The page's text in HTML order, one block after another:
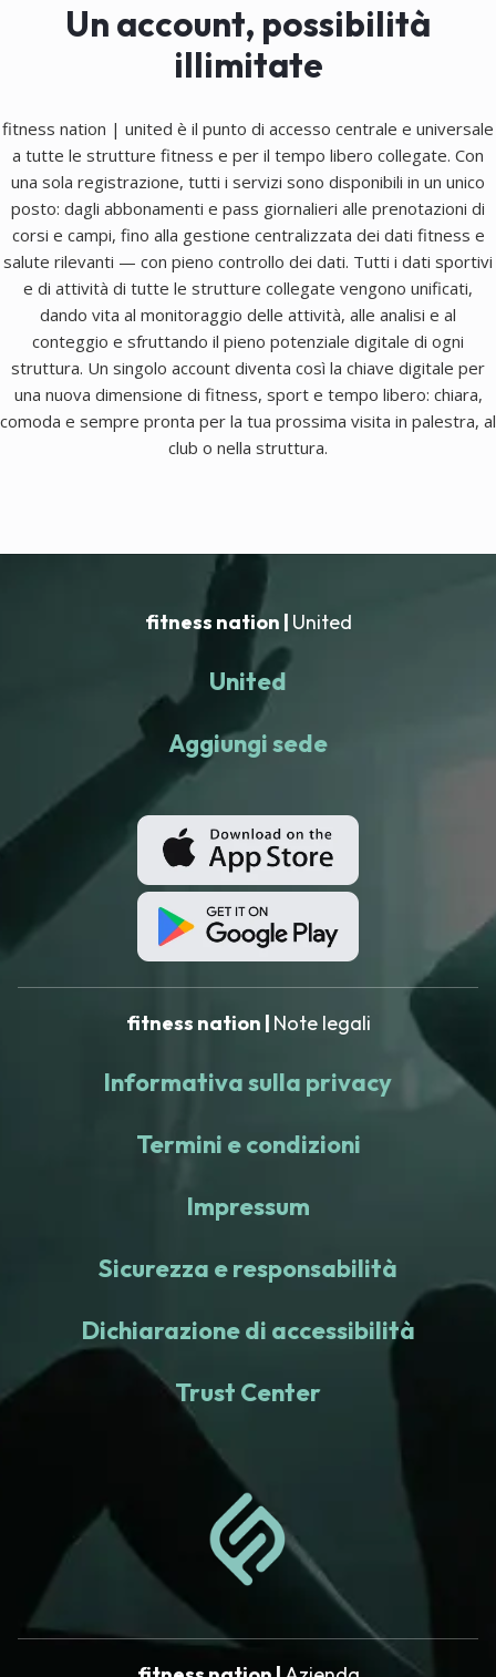
Un account, possibilità
illimitate
fitness nation | united è il punto di accesso centrale e universale
a tutte le strutture fitness e per il tempo libero collegate. Con
una sola registrazione, tutti i servizi sono disponibili in un unico
posto: dagli abbonamenti e pass giornalieri alle prenotazioni di
corsi e campi, fino alla gestione centralizzata dei dati fitness e
salute rilevanti — con pieno controllo dei dati. Tutti i dati sportivi
e di attività di tutte le strutture collegate vengono unificati,
dando vita al monitoraggio delle attività, alle analisi e al
conteggio e sfruttando il pieno potenziale digitale di ogni
struttura. Un singolo account diventa così la chiave digitale per
una nuova dimensione di fitness, sport e tempo libero: chiara,
comoda e sempre pronta per la tua prossima visita in palestra, al
club o nella struttura.
fitness nation | United
United
Aggiungi sede
fitness nation | Note legali
Informativa sulla privacy
Termini e condizioni
Impressum
Sicurezza e responsabilità
Dichiarazione di accessibilità
Trust Center